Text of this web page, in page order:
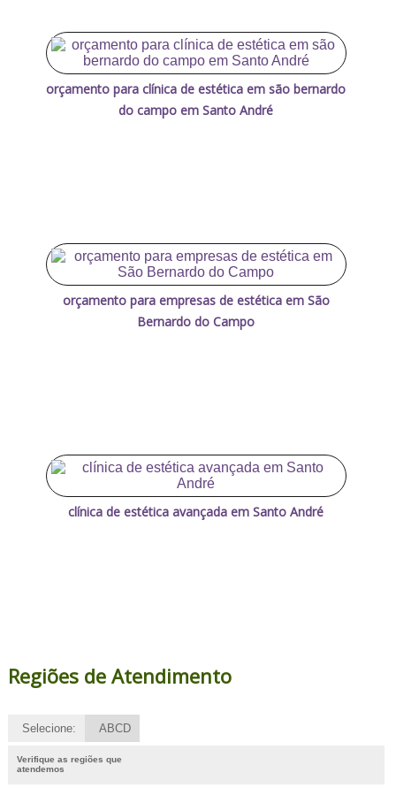
orçamento para clínica de estética em são bernardo
do campo em Santo André
orçamento para empresas de estética em São
Bernardo do Campo
clínica de estética avançada em Santo André
Regiões de Atendimento
Selecione: ABCD
Verifique as regiões que
atendemos